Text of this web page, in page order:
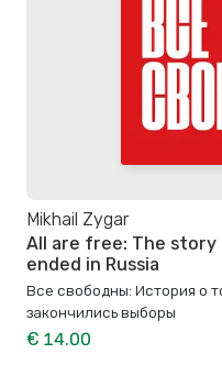
Mikhail Zygar
All are free: The
ended in Russia
Все свободны: История о
закончились выборы
€ 14.00